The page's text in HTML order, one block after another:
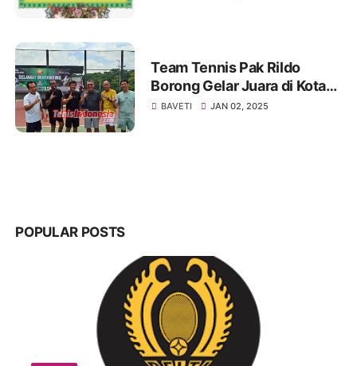
Team Tennis Pak Rildo
Borong Gelar Juara di Kota
Atlas
BAVETI JAN 02, 2025
POPULAR POSTS